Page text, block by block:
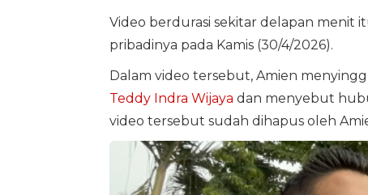
Video berdurasi sekitar delapan menit
pribadinya pada Kamis (30/4/2026).
Dalam video tersebut, Amien
Teddy Indra Wijaya dan menyebut
video tersebut sudah dihapus oleh